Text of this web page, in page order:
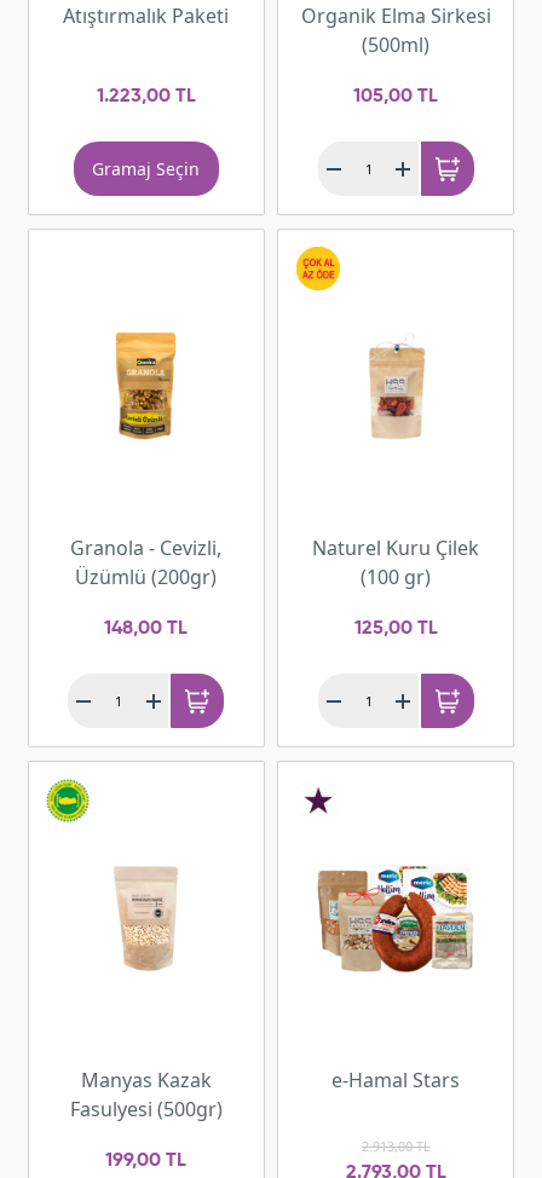
Atıştırmalık Paketi
1.223,00 TL
Gramaj Seçin
Organik Elma Sirkesi
(500ml)
105,00 TL
Granola - Cevizli,
Üzümlü (200gr)
148,00 TL
Naturel Kuru Çilek
(100 gr)
125,00 TL
Manyas Kazak
Fasulyesi (500gr)
199,00 TL
e-Hamal Stars
2.913,00 TL
2.793,00 TL